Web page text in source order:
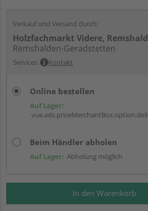
Verkauf und Versand durch:
Holzfachmarkt Videre,
Remshalden-Geradstetten
Services Kontakt
Online bestellen
Auf Lager:
Beim Händler abholen
Auf Lager: Abholung möglich
In den Warenkorb